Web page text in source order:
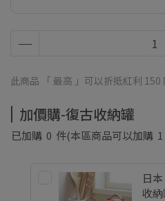
此商品 「 最高 」可以折抵紅利 150
加價購-復古收納罐
已加購 0 件(本區商品可以加購 1
日
收納